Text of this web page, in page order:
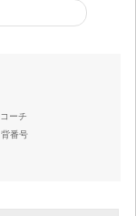
コーチ
背番号